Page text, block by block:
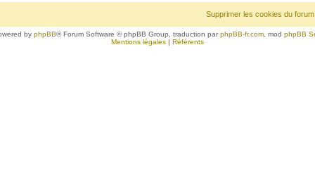
Supprimer les cookies du forum
by phpBB® Forum Software © phpBB Group, traduction parphpBB-fr.com , mod phpBB
Mentions légales | Référents